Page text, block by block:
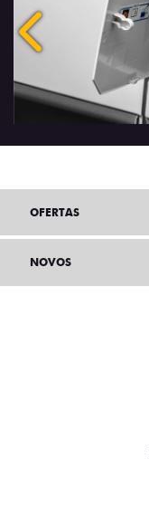
Anterior
OFERTAS
NOVOS